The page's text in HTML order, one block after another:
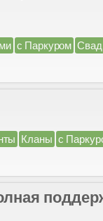
с Паркуром
Кланы с